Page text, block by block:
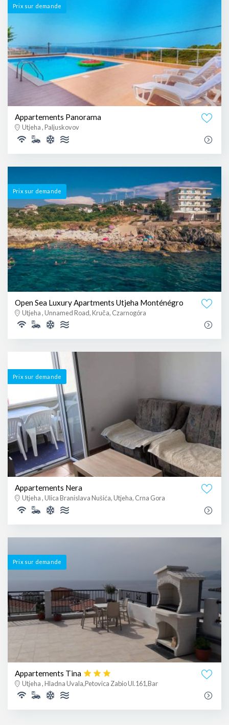
Prix ​​sur demande
Appartements Panorama
Utjeha , Paljuskovov
Prix ​​sur demande
Open Sea Luxury Apartments Utjeha Monténégro
Utjeha , Unnamed Road, Kruča, Czarnogóra
Prix ​​sur demande
Appartements Nera
Utjeha , Ulica Branislava Nušića, Utjeha, Crna Gora
Prix ​​sur demande
Appartements Tina
Utjeha , Hladna Uvala,Petovica Zabio Ul.161,Bar